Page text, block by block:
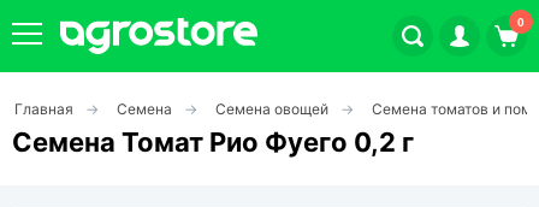
0
Плодовые кустарники
Главная Семена Семена овощей Семена томатов и
Семена Томат Рио Фуего 0,2 г